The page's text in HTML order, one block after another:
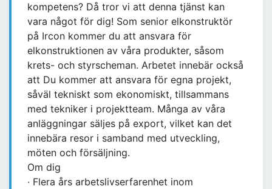
kompetens? Då tror vi att denna tjänst kan
vara något för dig! Som senior elkonstruktör
på Ircon kommer du att ansvara för
elkonstruktionen av våra produkter, såsom
krets- och styrscheman. Arbetet innebär också
att Du kommer att ansvara för egna projekt,
såväl tekniskt som ekonomiskt, tillsammans
med tekniker i projektteam. Många av våra
anläggningar säljes på export, vilket kan det
innebära resor i samband med utveckling,
möten och försäljning.
Om dig
· Flera års arbetslivserfarenhet inom